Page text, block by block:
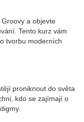
a objevte
Tento kurz vám
tvorbu moderních
proniknout do světa
kdo se zajímají o